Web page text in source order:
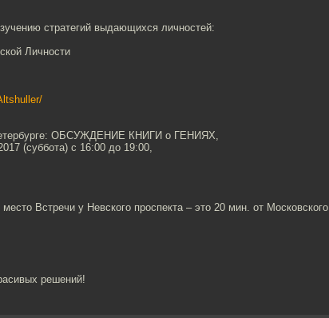
стратегий выдающихся личностей:
Личности
ОБСУЖДЕНИЕ КНИГИ о ГЕНИЯХ,
(суббота) с 16:00 до 19:00,
Встречи у Невского проспекта – это 20 мин. от Московского
решений!